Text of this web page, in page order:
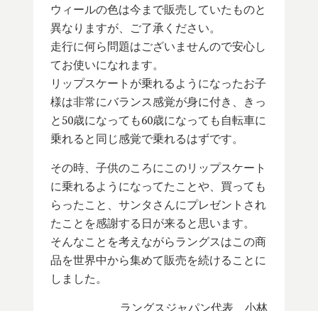
ウィールの色は今まで販売していたものと
異なりますが、ご了承ください。
走行に何ら問題はございませんので安心し
てお使いになれます。
リップスケートが乗れるようになったお子
様は非常にバランス感覚が身に付き、きっ
と50歳になっても60歳になっても自転車に
乗れると同じ感覚で乗れるはずです。
その時、子供のころにこのリップスケート
に乗れるようになってたことや、買っても
らったこと、サンタさんにプレゼントされ
たことを感謝する日が来ると思います。
そんなことを考えながらラングスはこの商
品を世界中から集めて販売を続けることに
しました。
ラングスジャパン代表 小林